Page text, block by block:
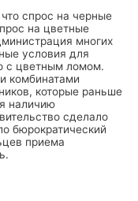
спрос на черные
на цветные
многих
условия для
с цветным ломом.
комбинатами
которые раньше
наличию
сделало
бюрократический
приема